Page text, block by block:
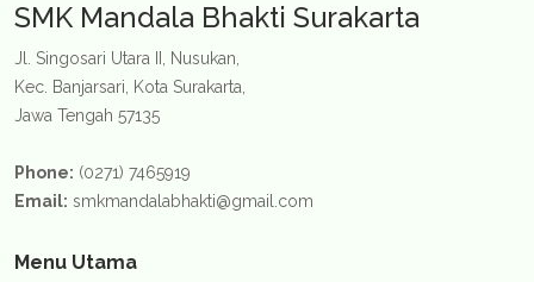
SMK Mandala Bhakti Surakarta
Jl. Singosari Utara II, Nusukan,
Kec. Banjarsari, Kota Surakarta,
Jawa Tengah 57135
Phone: (0271) 7465919
Email: smkmandalabhakti@gmail.com
Menu Utama